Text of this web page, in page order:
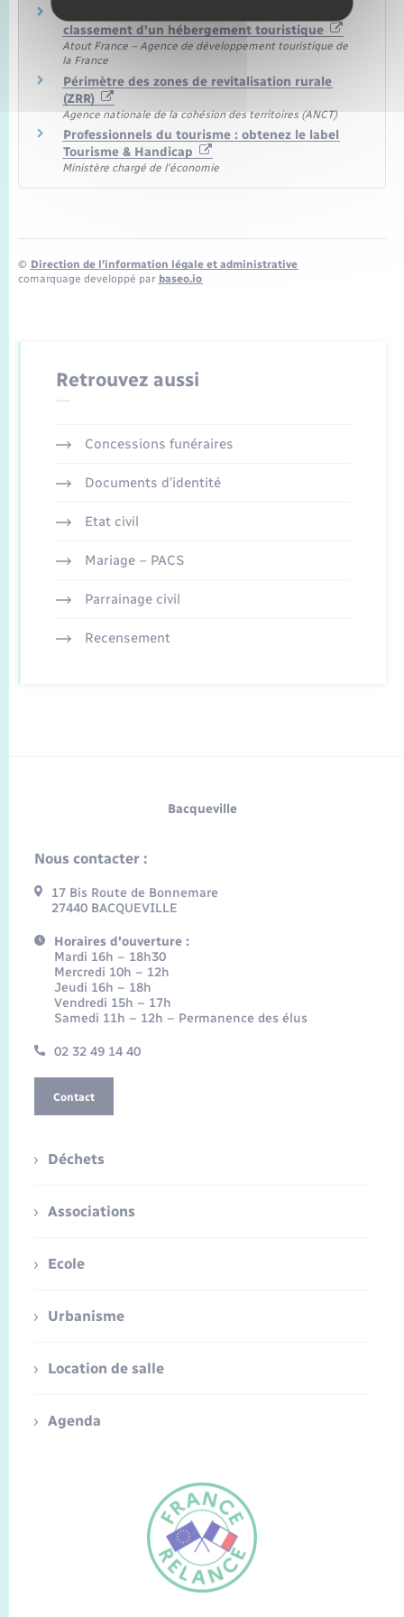
FR
classement d'un hébergement touristique
Atout France – Agence de développement touristique de
la France
Périmètre des zones de revitalisation rurale
(ZRR)
Agence nationale de la cohésion des territoires (ANCT)
Professionnels du tourisme : obtenez le label
Tourisme & Handicap
Ministère chargé de l'économie
© Direction de l’information légale et administrative
comarquage developpé par baseo.io
Retrouvez aussi
Concessions funéraires
Documents d’identité
Etat civil
Mariage – PACS
Parrainage civil
Recensement
Bacqueville
Nous contacter :
17 Bis Route de Bonnemare
27440 BACQUEVILLE
Horaires d'ouverture :
Mardi 16h – 18h30
Mercredi 10h – 12h
Jeudi 16h – 18h
Vendredi 15h – 17h
Samedi 11h – 12h – Permanence des élus
02 32 49 14 40
Contact
Déchets
Associations
Ecole
Urbanisme
Location de salle
Agenda